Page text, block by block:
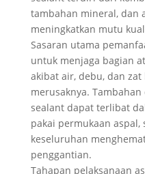
tambahan mineral, dan
meningkatkan mutu
Sasaran utama
untuk menjaga bagian
akibat air, debu, dan
merusaknya.
sealant dapat terlibat
pakai permukaan aspal,
keseluruhan
penggantian.
Tahapan pelaksanaan